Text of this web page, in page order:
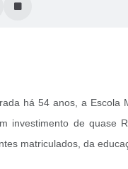
há 54 anos, a Escola
investimento de quase
matriculados, da